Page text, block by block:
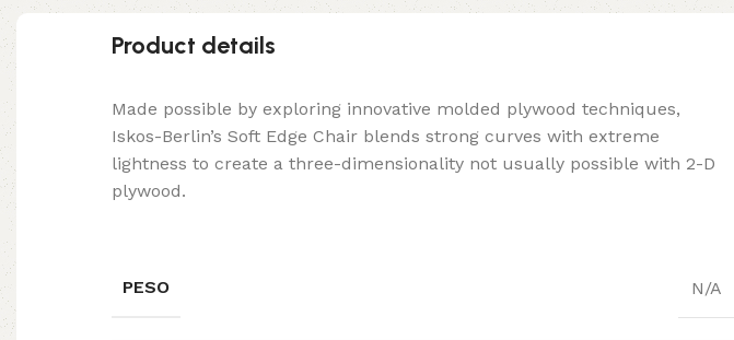
Product details
Made possible by exploring innovative molded plywood techniques,
Iskos-Berlin’s Soft Edge Chair blends strong curves with extreme
lightness to create a three-dimensionality not usually possible with 2-D
plywood.
PESO N/A